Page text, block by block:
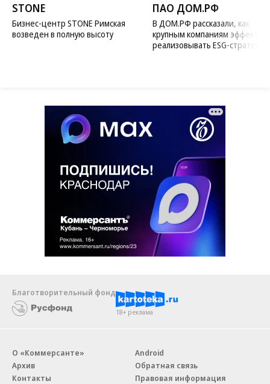
STONE
Бизнес-центр STONE Римская
возведен в полную высоту
ПАО ДОМ.РФ
В ДОМ.РФ рассказали, как
крупным компаниям
реализовывать ESG-стратегию
Благотворительный фонд
18+ реклама
О «Коммерсанте»
Архив
Контакты
Android
Обратная связь
Правовая информация